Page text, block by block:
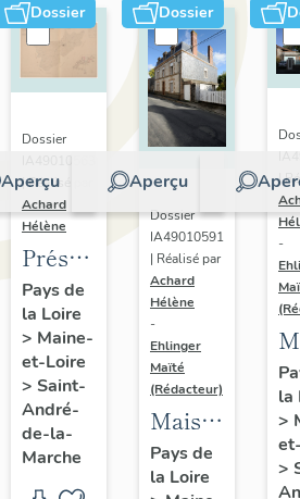
Dossier
Aperçu
Dossier
IA49010563
| Réalisé par
Achard
Hélène
Présentation
du
patrimoine
industriel
de la
commune
de
Saint-
Pays de
la Loire
> Maine-
et-Loire
> Saint-
André-
de-la-
Marche
Dossier
Aperçu
Dossier
IA49010591
| Réalisé par
Achard
Hélène
-
Ehlinger
Maïté
(Rédacteur)
Maison
de
l'industriel
Pays de
la Loire
|
-
la
>
>